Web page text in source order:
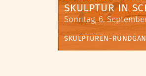
SKULPTUR IN
Sonntag, 6.
SKULPTUREN-